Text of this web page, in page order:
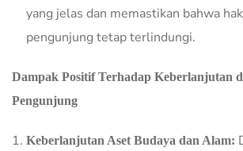
yang jelas dan memastikan bahwa
pengunjung tetap terlindungi.
Dampak Positif Terhadap Keberlanjutan
Pengunjung
Keberlanjutan Aset Budaya dan Alam: